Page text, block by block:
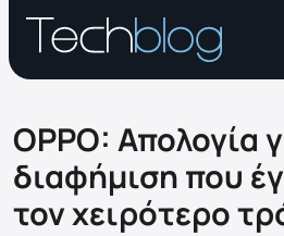
OPPO: Απολογία
διαφήμιση που
τον χειρότερο